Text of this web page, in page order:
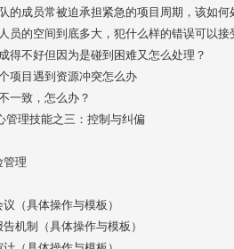
的成员常被迫承担紧急的项目周期，该如何
员的空间到底多大，犯什么样的错误可以接
得不好但因为是碰到困难又怎么处理？
项目遇到资源冲突怎么办
一致，怎么办？
管理技能之三：控制与纠偏
管理
（具体操作与模板）
机制（具体操作与模板）